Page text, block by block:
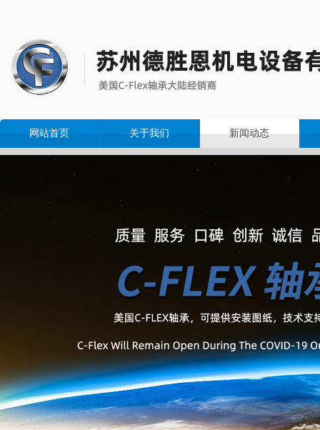
网站首页 关于我们 新闻动态